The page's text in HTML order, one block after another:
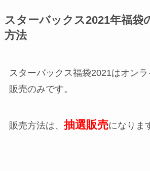
スターバックス2021年福袋
方法
スターバックス福袋2021はオン
販売のみです。
販売方法は、 抽選販売になりま